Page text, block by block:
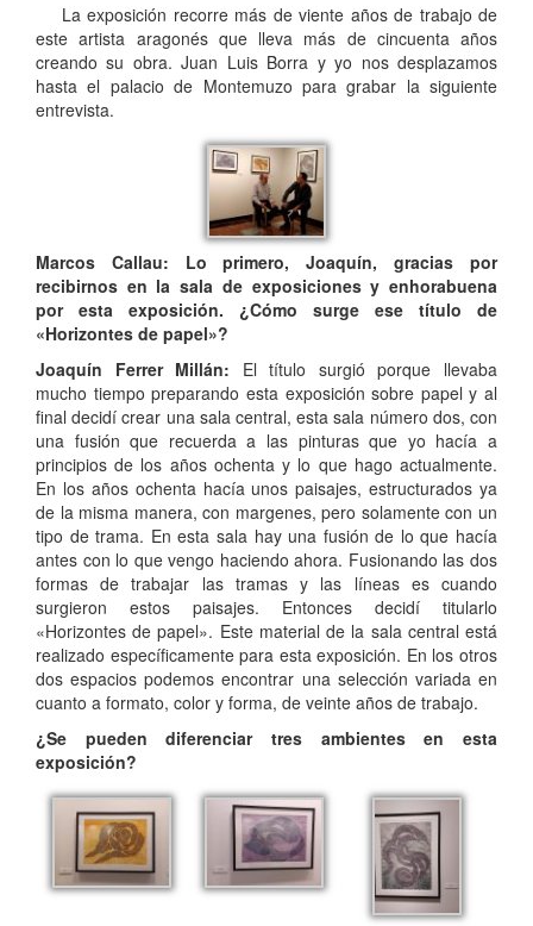
La exposición recorre más de viente años de trabajo de
este artista aragonés que lleva más de cincuenta años
creando su obra. Juan Luis Borra y yo nos desplazamos
hasta el palacio de Montemuzo para grabar la siguiente
entrevista.
Marcos Callau: Lo primero, Joaquín, gracias por
recibirnos en la sala de exposiciones y enhorabuena
por esta exposición. ¿Cómo surge ese título de
«Horizontes de papel»?
Joaquín Ferrer Millán: El título surgió porque llevaba
mucho tiempo preparando esta exposición sobre papel y al
final decidí crear una sala central, esta sala número dos, con
una fusión que recuerda a las pinturas que yo hacía a
principios de los años ochenta y lo que hago actualmente.
En los años ochenta hacía unos paisajes, estructurados ya
de la misma manera, con margenes, pero solamente con un
tipo de trama. En esta sala hay una fusión de lo que hacía
antes con lo que vengo haciendo ahora. Fusionando las dos
formas de trabajar las tramas y las líneas es cuando
surgieron estos paisajes. Entonces decidí titularlo
«Horizontes de papel». Este material de la sala central está
realizado específicamente para esta exposición. En los otros
dos espacios podemos encontrar una selección variada en
cuanto a formato, color y forma, de veinte años de trabajo.
¿Se pueden diferenciar tres ambientes en esta
exposición?